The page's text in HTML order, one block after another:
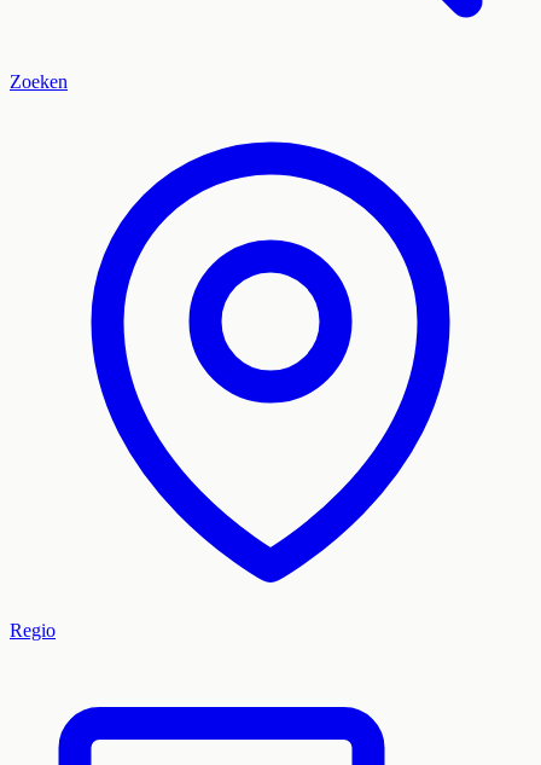
Zoeken
Regio